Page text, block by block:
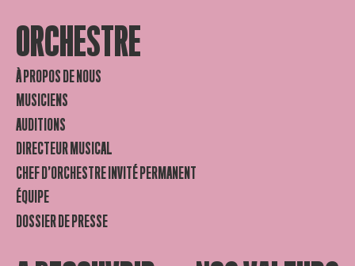
ORCHESTRE
À PROPOS DE NOUS
MUSICIENS
AUDITIONS
DIRECTEUR MUSICAL
CHEF D’ORCHESTRE INVITÉ PERMANENT
ÉQUIPE
DOSSIER DE PRESSE